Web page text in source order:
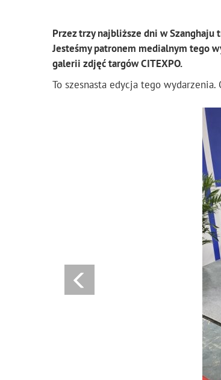
Przez trzy najbliższe dni w
Jesteśmy patronem medialnym tego
galerii zdjęć targów CITEXPO.
To szesnasta edycja tego